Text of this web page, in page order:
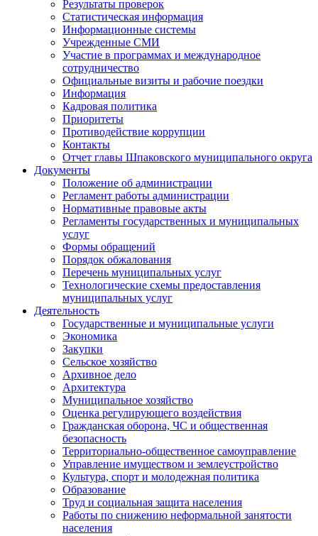
Результаты проверок
Статистическая информация
Информационные системы
Учрежденные СМИ
Участие в программах и международное
сотрудничество
Официальные визиты и рабочие поездки
Информация
Кадровая политика
Приоритеты
Противодействие коррупции
Контакты
Отчет главы Шпаковского муниципального округа
Документы
Положение об администрации
Регламент работы администрации
Нормативные правовые акты
Регламенты государственных и муниципальных
услуг
Формы обращений
Порядок обжалования
Перечень муниципальных услуг
Технологические схемы предоставления
муниципальных услуг
Деятельность
Государственные и муниципальные услуги
Экономика
Закупки
Сельское хозяйство
Архивное дело
Архитектура
Муниципальное хозяйство
Оценка регулирующего воздействия
Гражданская оборона, ЧС и общественная
безопасность
Территориально-общественное самоуправление
Управление имуществом и землеустройство
Культура, спорт и молодежная политика
Образование
Труд и социальная защита населения
Работы по снижению неформальной занятости
населения